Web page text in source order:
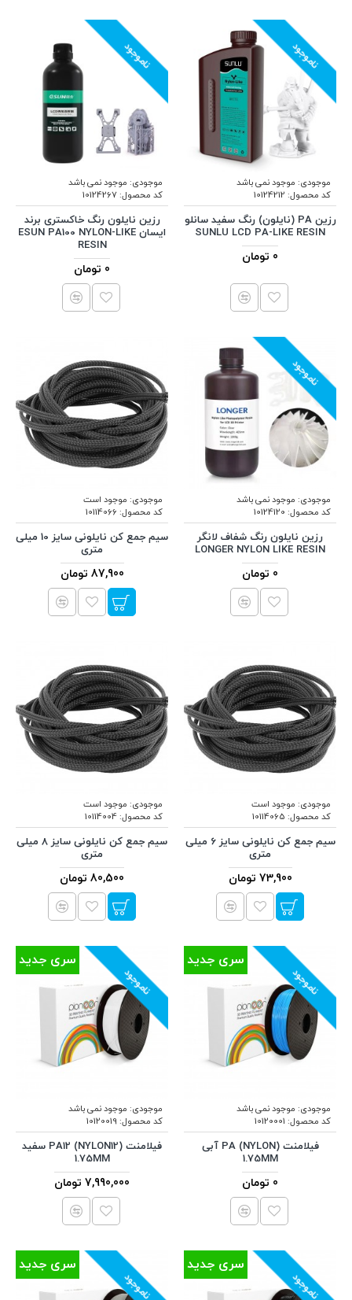
ناموجود
موجودی: موجود نمی باشد
کد محصول: 10124212
رزین PA (نایلون) رنگ سفید سانلو
SUNLU LCD PA-LIKE RESIN
0 تومان
ناموجود
موجودی: موجود نمی باشد
کد محصول:10124267
رزین نایلون رنگ خاکستری برند
ایسان ESUN PA100 NYLON-LIKE
RESIN
0 تومان
ناموجود
موجودی: موجود نمی باشد
کد محصول: 10124120
رزین نایلون رنگ شفاف لانگر
LONGER NYLON LIKE RESIN
0 تومان
موجودی: موجود است
کد محصول: 10114066
سیم جمع کن نایلونی سایز 10 میلی
متری
87,900 تومان
موجودی: موجود است
کد محصول: 10114065
سیم جمع کن نایلونی سایز 6 میلی
متری
73,900 تومان
موجودی: موجود است
کد محصول:10114004
سیم جمع کن نایلونی سایز 8 میلی
متری
80,500 تومان
سری جدید
ناموجود
موجودی: موجود نمی باشد
کد محصول: 10120001
فیلامنت (PA (NYLON آبی
1.75MM
0 تومان
سری جدید
ناموجود
موجودی: موجود نمی باشد
کد محصول: 10120019
فیلامنت (PA12 (NYLON12 سفید
1.75MM
7,990,000 تومان
سری جدید
ناموجود
سری جدید
ناموجود